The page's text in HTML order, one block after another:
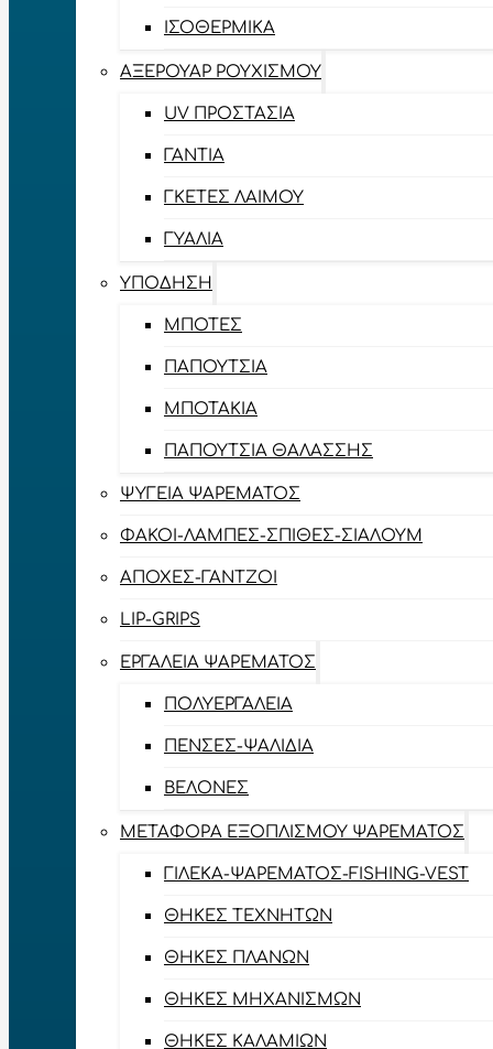
ΙΣΟΘΕΡΜΙΚΆ
ΑΞΕΡΟΥΆΡ ΡΟΥΧΙΣΜΟΎ
UV ΠΡΟΣΤΑΣΊΑ
ΓΆΝΤΙΑ
ΓΚΈΤΕΣ ΛΑΊΜΟΥ
ΓΥΑΛΙΆ
ΥΠΌΔΗΣΗ
ΜΠΌΤΕΣ
ΠΑΠΟΎΤΣΙΑ
ΜΠΟΤΆΚΙΑ
ΠΑΠΟΎΤΣΙΑ ΘΑΛΆΣΣΗΣ
ΨΥΓΕΊΑ ΨΑΡΈΜΑΤΟΣ
ΦΑΚΟΊ-ΛΆΜΠΕΣ-ΣΠΊΘΕΣ-ΣΊΑΛΟΥΜ
ΑΠΌΧΕΣ-ΓΆΝΤΖΟΙ
LIP-GRIPS
EΡΓΑΛΕΊΑ ΨΑΡΈΜΑΤΟΣ
ΠΟΛΥΕΡΓΑΛΕΊΑ
ΠΈΝΣΕΣ-ΨΑΛΊΔΙΑ
ΒΕΛΌΝΕΣ
ΜΕΤΑΦΟΡΆ ΕΞΟΠΛΙΣΜΟΎ ΨΑΡΈΜΑΤΟΣ
ΓΙΛΈΚΑ-ΨΑΡΈΜΑΤΟΣ-FISHING-VEST
ΘΉΚΕΣ ΤΕΧΝΗΤΏΝ
ΘΉΚΕΣ ΠΛΆΝΩΝ
ΘΉΚΕΣ ΜΗΧΑΝΙΣΜΏΝ
ΘΉΚΕΣ ΚΑΛΑΜΙΏΝ